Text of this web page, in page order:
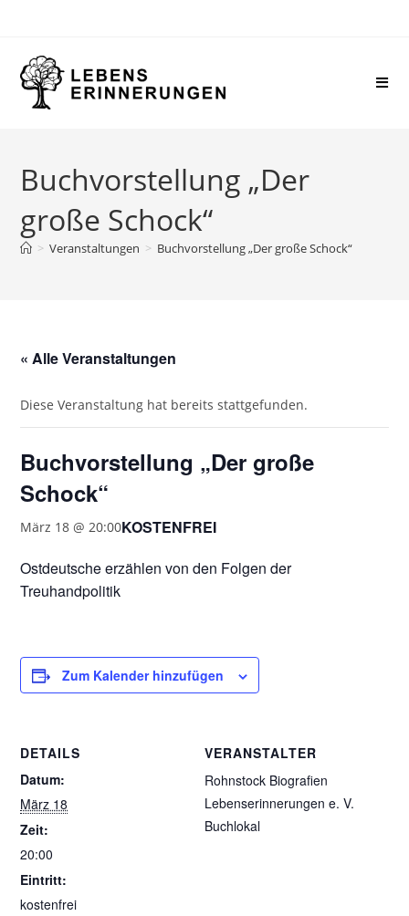
Buchvorstellung „Der
große Schock“
> Veranstaltungen > Buchvorstellung „Der große Schock“
« Alle Veranstaltungen
Diese Veranstaltung hat bereits stattgefunden.
Buchvorstellung „Der große
Schock“
März 18 @ 20:00KOSTENFREI
Ostdeutsche erzählen von den Folgen der
Treuhandpolitik
Zum Kalender hinzufügen
DETAILS
Datum:
März 18
Zeit:
20:00
Eintritt:
kostenfrei
VERANSTALTER
Rohnstock Biografien
Lebenserinnerungen e. V.
Buchlokal